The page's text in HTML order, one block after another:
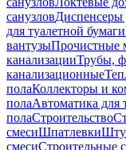
санузловДиспенсеры
для туалетной бумаги
вантузыПрочистные
канализацииТрубы,
канализационные
полаКоллекторы и
полаАвтоматика для
полаСтроительство
смесиШпатлевки
смесиСтроительные